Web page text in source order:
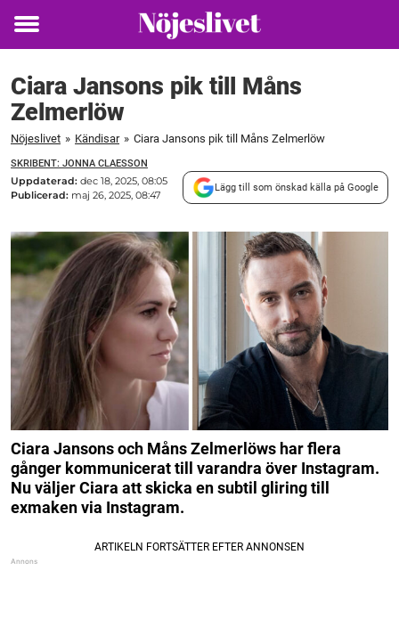
Toggle
Ciara Jansons pik till Måns
Zelmerlöw
Nöjeslivet » Kändisar » Ciara Jansons pik till Måns Zelmerlöw
SKRIBENT: JONNA CLAESSON
Uppdaterad: dec 18, 2025, 08:05
Publicerad: maj 26, 2025, 08:47
Lägg till som önskad källa på Google
Ciara Jansons och Måns Zelmerlöws har flera
gånger kommunicerat till varandra över Instagram.
Nu väljer Ciara att skicka en subtil gliring till
exmakenvia Instagram.